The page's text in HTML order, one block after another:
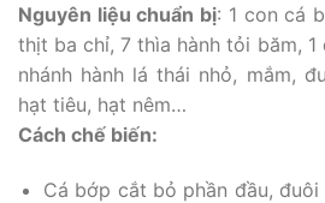
Nguyên liệu chuẩn bị: 1 con cá
thịt ba chỉ, 7 thìa hành tỏi băm, 1
nhánh hành lá thái nhỏ, mắm,
hạt tiêu, hạt nêm…
Cách chế biến:
Cá bớp cắt bỏ phần đầu,